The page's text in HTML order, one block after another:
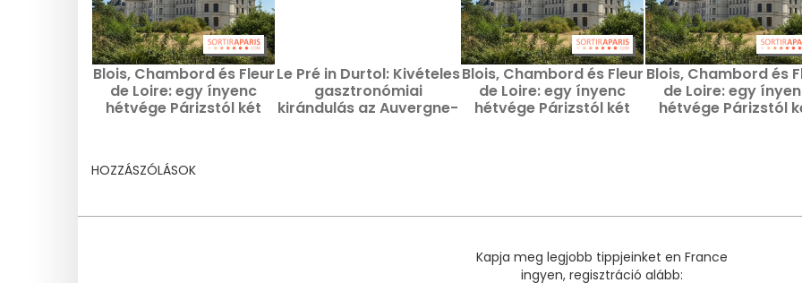
Blois, Chambord és Fleur
de Loire: egy ínyenc
hétvége Párizstól két
Le Pré in Durtol: Kivételes
gasztronómiai
kirándulás az Auvergne-
Blois, Chambord és Fleur
de Loire: egy ínyenc
hétvége Párizstól két
Blois, Chambord és
de Loire: egy
hétvége Párizstól
HOZZÁSZÓLÁSOK
Kapja meg legjobb tippjeinket en France
ingyen, regisztráció alább: